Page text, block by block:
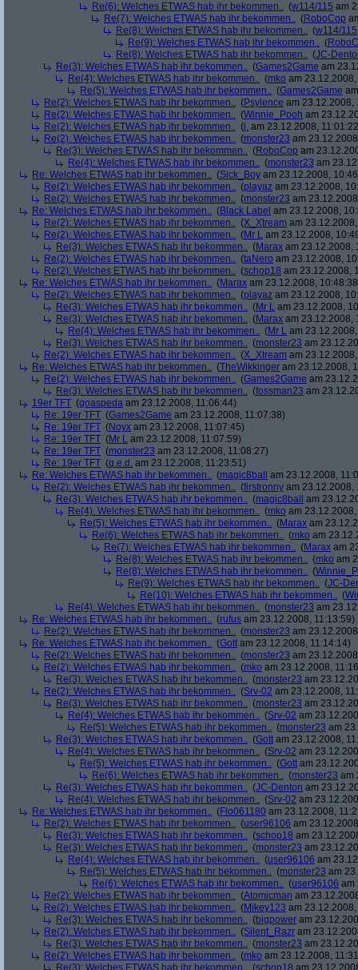
Re(6): Welches ETWAS hab ihr bekommen.. (w114/115 am
Re(7): Welches ETWAS hab ihr bekommen.. (RoboCop
Re(8): Welches ETWAS hab ihr bekommen.. (w114/115
Re(9): Welches ETWAS hab ihr bekommen.. (
Re(8): Welches ETWAS hab ihr bekommen.. (JC-
Re(3): Welches ETWAS hab ihr bekommen.. (Games2Game am
Re(4): Welches ETWAS hab ihr bekommen.. (mko am
Re(5): Welches ETWAS hab ihr bekommen.. (Games2Game
Re(2): Welches ETWAS hab ihr bekommen.. (Psylence am 23.12.2008,
Re(2): Welches ETWAS hab ihr bekommen.. (Winnie_Pooh am
Re(2): Welches ETWAS hab ihr bekommen.. (j. am 23.12.2008,
Re(2): Welches ETWAS hab ihr bekommen.. (monster23 am
Re(3): Welches ETWAS hab ihr bekommen.. (RoboCop am
Re(4): Welches ETWAS hab ihr bekommen.. (monster23 am
Re: Welches ETWAS hab ihr bekommen.. (Sick_Boy am 23.12.2008,
Re(2): Welches ETWAS hab ihr bekommen.. (playaz am 23.12.2008,
Re(2): Welches ETWAS hab ihr bekommen.. (monster23 am
Re: Welches ETWAS hab ihr bekommen.. (Black Label am 23.12.2008,
Re(2): Welches ETWAS hab ihr bekommen.. (X_Xtream am
Re(2): Welches ETWAS hab ihr bekommen.. (Mr L am 23.12.2008,
Re(3): Welches ETWAS hab ihr bekommen.. (Marax am 23.12.2008,
Re(2): Welches ETWAS hab ihr bekommen.. (taNero am 23.12.2008,
Re(2): Welches ETWAS hab ihr bekommen.. (schop18 am 23.12.2008,
Re: Welches ETWAS hab ihr bekommen.. (Marax am 23.12.2008,
Re(2): Welches ETWAS hab ihr bekommen.. (playaz am 23.12.2008,
Re(3): Welches ETWAS hab ihr bekommen.. (Mr L am 23.12.2008,
Re(3): Welches ETWAS hab ihr bekommen.. (Marax am 23.12.2008,
Re(4): Welches ETWAS hab ihr bekommen.. (Mr L am
Re(3): Welches ETWAS hab ihr bekommen.. (monster23 am
Re(2): Welches ETWAS hab ihr bekommen.. (X_Xtream am
Re: Welches ETWAS hab ihr bekommen.. (TheWikkinger am 23.12.2008,
Re(2): Welches ETWAS hab ihr bekommen.. (Games2Game am
Re(3): Welches ETWAS hab ihr bekommen.. (fossman23 am
19er TFT (goaspeda am 23.12.2008, 11:06:44)
Re: 19er TFT (Games2Game am 23.12.2008, 11:07:38)
Re: 19er TFT (Noyx am 23.12.2008, 11:07:45)
Re: 19er TFT (Mr L am 23.12.2008, 11:07:59)
Re: 19er TFT (monster23 am 23.12.2008, 11:08:27)
Re: 19er TFT (q.e.d. am 23.12.2008, 11:23:51)
Re: Welches ETWAS hab ihr bekommen.. (magic8ball
am 23.12.2008,
Re(2): Welches ETWAS hab ihr bekommen.. (firstronny am 23.12.2008,
Re(3): Welches ETWAS hab ihr bekommen.. (magic8ball
am
Re(4): Welches ETWAS hab ihr bekommen.. (mko am
Re(5): Welches ETWAS hab ihr bekommen.. (Marax am
Re(6): Welches ETWAS hab ihr bekommen.. (mko am
Re(7): Welches ETWAS hab ihr bekommen.. (Marax am
Re(8): Welches ETWAS hab ihr bekommen.. (mko am
Re(8): Welches ETWAS hab ihr bekommen.. (
Re(9): Welches ETWAS hab ihr bekommen.. (JC-
Re(10): Welches ETWAS hab ihr bekommen.. (
Re(4): Welches ETWAS hab ihr bekommen.. (monster23 am
Re: Welches ETWAS hab ihr bekommen.. (rufus am 23.12.2008, 11:13:59)
Re(2): Welches ETWAS hab ihr bekommen.. (monster23 am
Re: Welches ETWAS hab ihr bekommen.. (Gott am 23.12.2008, 11:14:14)
Re(2): Welches ETWAS hab ihr bekommen.. (monster23 am
Re(2): Welches ETWAS hab ihr bekommen.. (mko am 23.12.2008,
Re(3): Welches ETWAS hab ihr bekommen.. (monster23 am
Re(2): Welches ETWAS hab ihr bekommen.. (Srv-02 am 23.12.2008,
Re(3): Welches ETWAS hab ihr bekommen.. (monster23 am
Re(4): Welches ETWAS hab ihr bekommen.. (Srv-02 am
Re(5): Welches ETWAS hab ihr bekommen.. (monster23 am
Re(3): Welches ETWAS hab ihr bekommen.. (Gott am 23.12.2008,
Re(4): Welches ETWAS hab ihr bekommen.. (Srv-02 am
Re(5): Welches ETWAS hab ihr bekommen.. (Gott am
Re(6): Welches ETWAS hab ihr bekommen.. (monster23 am
Re(3): Welches ETWAS hab ihr bekommen.. (JC-Denton am
Re(4): Welches ETWAS hab ihr bekommen.. (Srv-02 am
Re: Welches ETWAS hab ihr bekommen.. (Flo061180 am 23.12.2008,
Re(2): Welches ETWAS hab ihr bekommen.. (user96106 am
Re(3): Welches ETWAS hab ihr bekommen.. (schop18 am
Re(3): Welches ETWAS hab ihr bekommen.. (monster23 am
Re(4): Welches ETWAS hab ihr bekommen.. (user96106 am
Re(5): Welches ETWAS hab ihr bekommen.. (monster23 am
Re(6): Welches ETWAS hab ihr bekommen.. (user96106 am
Re(2): Welches ETWAS hab ihr bekommen.. (Atomicman am
Re(2): Welches ETWAS hab ihr bekommen.. (Mikey123 am
Re(3): Welches ETWAS hab ihr bekommen.. (bigpower am
Re(2): Welches ETWAS hab ihr bekommen.. (Silent_Razr am
Re(3): Welches ETWAS hab ihr bekommen.. (monster23 am
Re(2): Welches ETWAS hab ihr bekommen.. (mko am 23.12.2008,
Re(3): Welches ETWAS hab ihr bekommen.. (schop18 am